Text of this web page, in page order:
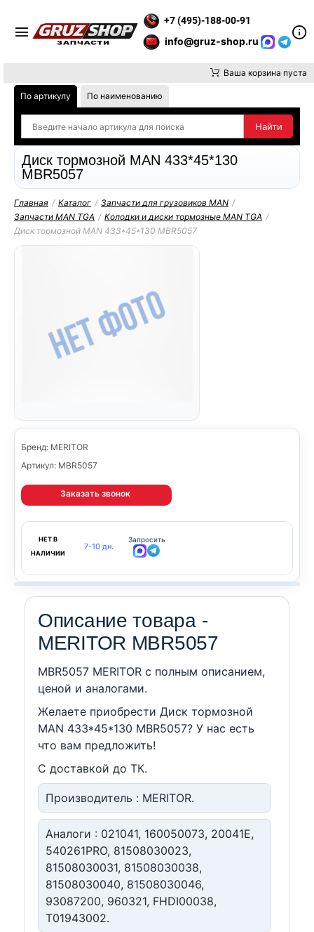
+7 (495)-188-00-91
info@gruz-shop.ru
Ваша корзина пуста
По артикулу По наименованию
Диск тормозной MAN 433*45*130
MBR5057
Главная / Каталог / Запчасти для грузовиков MAN /
Запчасти MAN TGA / Колодки и диски тормозные MAN TGA /
Диск тормозной MAN 433*45*130 MBR5057
Бренд: MERITOR
Артикул: MBR5057
Заказать звонок
НЕТ В
НАЛИЧИИ
7-10 дн.
Запросить
Описание товара -
MERITOR MBR5057
MBR5057 MERITOR c полным описанием,
ценой и аналогами.
Желаете приобрести Диск тормозной
MAN 433*45*130 MBR5057? У нас есть
что вам предложить!
С доставкой до ТК.
Производитель : MERITOR.
Аналоги : 021041, 160050073, 20041E,
540261PRO, 81508030023,
81508030031, 81508030038,
81508030040, 81508030046,
93087200, 960321, FHDI00038,
T01943002.